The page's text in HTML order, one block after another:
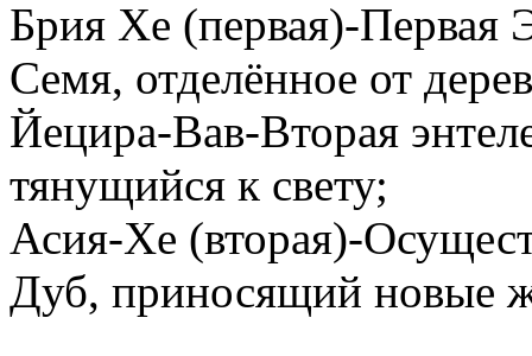
Брия Хе (первая)-Первая
Семя, отделённое от
Йецира-Вав-Вторая
тянущийся к свету;
Асия-Хе (вторая)-
Дуб, приносящий новые